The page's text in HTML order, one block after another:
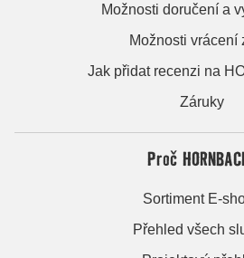
Možnosti doručení a
Možnosti vrácení
Jak přidat recenzi na
Záruky
Proč
Sortiment E-
Přehled všech